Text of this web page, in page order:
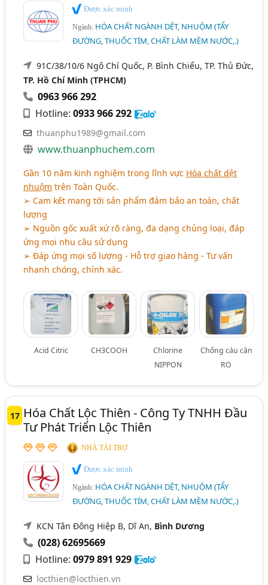
Được xác minh
Ngành: HÓA CHẤT NGÀNH DỆT, NHUỘM (TẨY
ĐƯỜNG, THUỐC TÍM, CHẤT LÀM MỀM NƯỚC,.)
91C/38/10/6 Ngô Chí Quốc, P. Bình Chiểu, TP. Thủ Đức,
TP. Hồ Chí Minh (TPHCM)
0963 966 292
Hotline:0933 966 292
thuanphu1989@gmail.com
www.thuanphuchem.com
Gần 10 năm kinh nghiệm trong lĩnh vực Hóa chất dệt
nhuộm trên Toàn Quốc.
➢ Cam kết mang tới sản phẩm đảm bảo an toàn, chất
lượng
➢ Nguồn gốc xuất xứ rõ ràng, đa dạng chủng loại, đáp
ứng mọi nhu cầu sử dụng
➢ Đáp ứng mọi số lượng - Hỗ trợ giao hàng - Tư vấn
nhanh chóng, chính xác.
Acid Citric CH3COOH
Chlorine
NIPPON
Chống cáu cặn
RO
17 Hóa Chất Lộc Thiên - Công Ty TNHH Đầu
Tư Phát Triển Lộc Thiên
NHÀ TÀI TRỢ
Được xác minh
Ngành: HÓA CHẤT NGÀNH DỆT, NHUỘM (TẨY
ĐƯỜNG, THUỐC TÍM, CHẤT LÀM MỀM NƯỚC,.)
KCN Tân Đông Hiệp B, Dĩ An, Bình Dương
(028) 62695669
Hotline:0979 891 929
locthien@locthien.vn